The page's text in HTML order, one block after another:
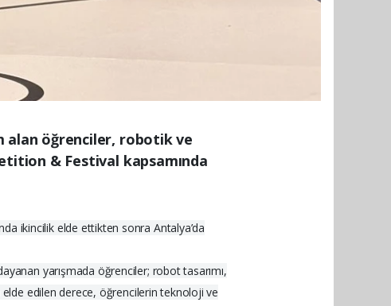
alan öğrenciler, robotik ve
& Festival kapsamında
ikincilik elde ettikten sonra Antalya’da
yarışmada öğrenciler; robot tasarımı,
elde edilen derece, öğrencilerin teknoloji ve